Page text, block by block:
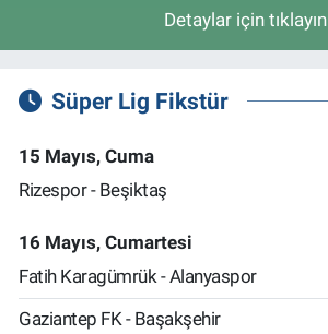
Detaylar için tıklayın
Süper Lig Fikstür
15 Mayıs, Cuma
Rizespor - Beşiktaş
16 Mayıs, Cumartesi
Fatih Karagümrük - Alanyaspor
Gaziantep FK - Başakşehir